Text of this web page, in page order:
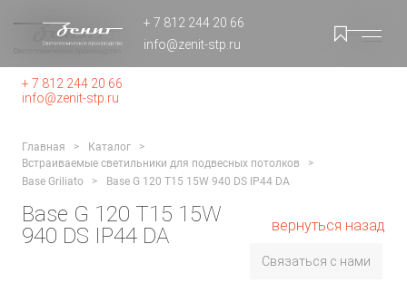
+ 7 812 244 20 66
info@zenit-stp.ru
+ 7 812 244 20 66
info@zenit-stp.ru
Главная
Каталог
Встраиваемые светильники для подвесных потолков
Base Griliato
Base G 120 T15 15W 940 DS IP44 DA
Base G 120 T15 15W
940 DS IP44 DA
Связаться с нами
вернуться назад